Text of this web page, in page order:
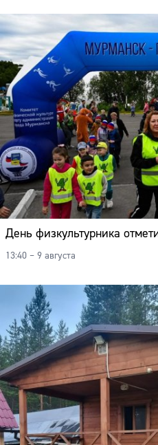
День физкультурника
13:40 – 9 августа